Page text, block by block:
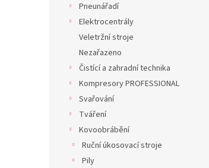
Pneunářadí
Elektrocentrály
Veletržní stroje
Nezařazeno
Čistící a zahradní technika
Kompresory PROFESSIONAL
Svařování
Tváření
Kovoobrábění
Ruční úkosovací stroje
Pily